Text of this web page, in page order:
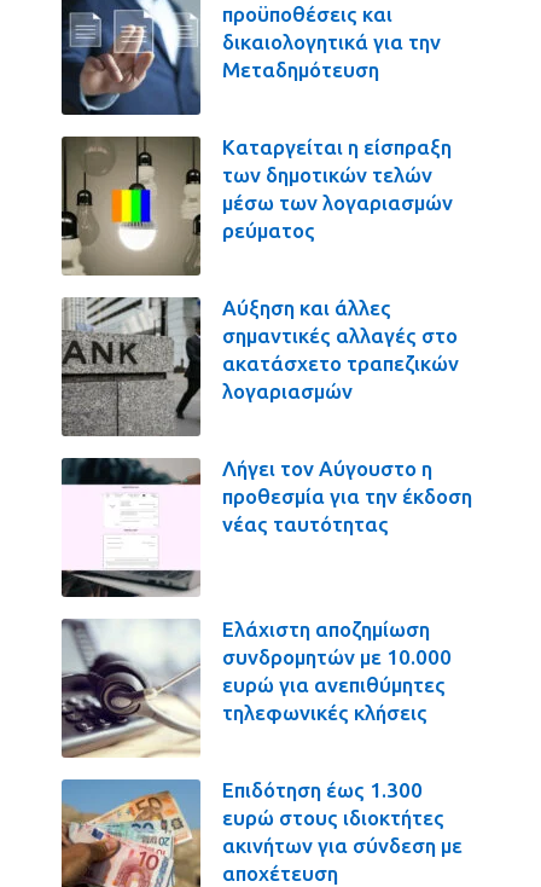
προϋποθέσεις και
δικαιολογητικά για την
Μεταδημότευση
Καταργείται η είσπραξη
των δημοτικών τελών
μέσω των λογαριασμών
ρεύματος
Αύξηση και άλλες
σημαντικές αλλαγές στο
ακατάσχετο τραπεζικών
λογαριασμών
Λήγει τον Αύγουστο η
προθεσμία για την έκδοση
νέας ταυτότητας
Ελάχιστη αποζημίωση
συνδρομητών με 10.000
ευρώ για ανεπιθύμητες
τηλεφωνικές κλήσεις
Επιδότηση έως 1.300
ευρώ στους ιδιοκτήτες
ακινήτων για σύνδεση με
αποχέτευση